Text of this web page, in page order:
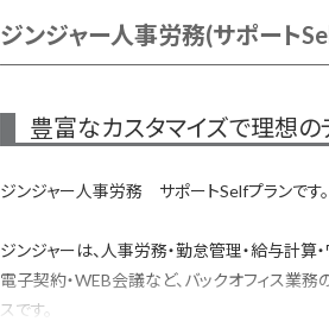
ジンジャー人事労務(サポート
豊富なカスタマイズで理想
ジンジャー人事労務 サポートSelfプランです。
ジンジャーは、人事労務・勤怠管理・給与計算
電子契約・WEB会議など、バックオフィス業
スです。